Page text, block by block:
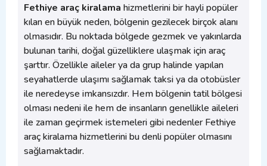
Fethiye araç kiralama hizmetlerini bir hayli popüler
kılan en büyük neden, bölgenin gezilecek birçok alanı
olmasıdır. Bu noktada bölgede gezmek ve yakınlarda
bulunan tarihi, doğal güzelliklere ulaşmak için araç
şarttır. Özellikle aileler ya da grup halinde yapılan
seyahatlerde ulaşımı sağlamak taksi ya da otobüsler
ile neredeyse imkansızdır. Hem bölgenin tatil bölgesi
olması nedeni ile hem de insanların genellikle aileleri
ile zaman geçirmek istemeleri gibi nedenler Fethiye
araç kiralama hizmetlerini bu denli popüler olmasını
sağlamaktadır.